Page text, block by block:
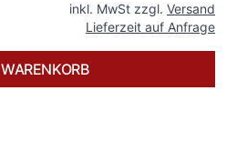
inkl. MwSt zzgl. Versand
Lieferzeit auf Anfrage
WARENKORB